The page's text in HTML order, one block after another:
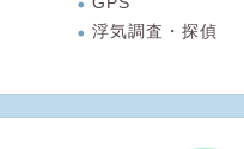
浮気調査・探偵